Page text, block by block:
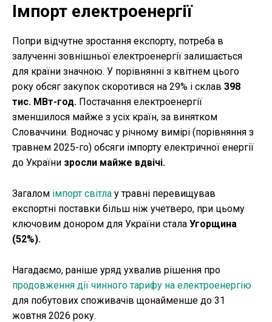
Імпорт електроенергії
Попри відчутне зростання експорту, потреба в
залученні зовнішньої електроенергії залишається
для країни значною. У порівнянні з квітнем цього
року обсяг закупок скоротився на 29% і склав 398
тис. МВт-год. Постачання електроенергії
зменшилося майже з усіх країн, за винятком
Словаччини. Водночас у річному вимірі (порівняння з
травнем 2025-го) обсяги імпорту електричної енергії
до України зросли майже вдвічі.
Загалом імпорт світла у травні перевищував
експортні поставки більш ніж учетверо, при цьому
ключовим донором для України стала Угорщина
(52%).
Нагадаємо, раніше уряд ухвалив рішення про
продовження дії чинного тарифу на електроенергію
для побутових споживачів щонайменше до 31
жовтня 2026 року.